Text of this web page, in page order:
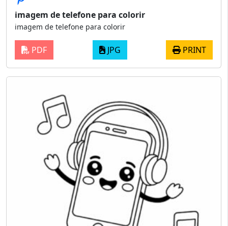
imagem de telefone para colorir
imagem de telefone para colorir
PDF JPG PRINT